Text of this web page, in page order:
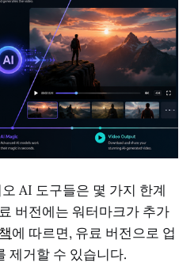
AI 도구들은 몇 가지 한계
버전에는 워터마크가 추가
에 따르면, 유료 버전으로 업
제거할 수 있습니다.